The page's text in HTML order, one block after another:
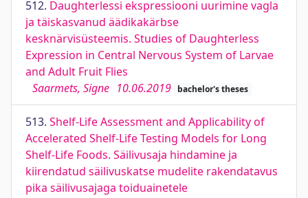
512. Daughterlessi ekspressiooni uurimine vagla
ja täiskasvanud äädikakärbse
kesknärvisüsteemis. Studies of Daughterless
Expression in Central Nervous System of Larvae
and Adult Fruit Flies
Saarmets, Signe 10.06.2019 bachelor's theses
513. Shelf-Life Assessment and Applicability of
Accelerated Shelf-Life Testing Models for Long
Shelf-Life Foods. Säilivusaja hindamine ja
kiirendatud säilivuskatse mudelite rakendatavus
pika säilivusajaga toiduainetele